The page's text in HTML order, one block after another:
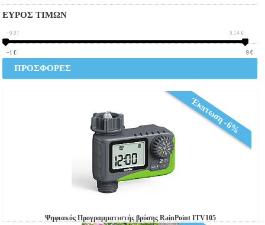
ΕΥΡΟΣ ΤΙΜΩΝ
−0.87 9.14 €
−1 € 9 €
ΠΡΟΣΦΟΡΕΣ
Έκπτωση -6%
Ψηφιακός Προγραμματιστής βρύσης RainPoint ITV105